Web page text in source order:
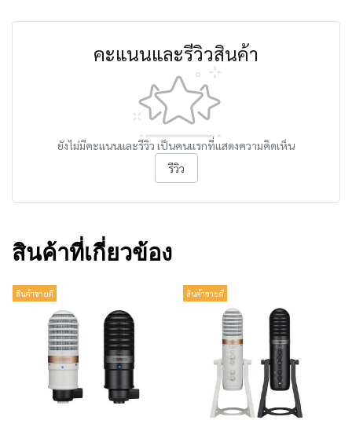
คะแนนและรีวิวสินค้า
ยังไม่มีคะแนนและรีวิว เป็นคนแรกที่แสดงความคิดเห็น
รีวิว
สินค้าที่เกี่ยวข้อง
สินค้าขายดี สินค้าขายดี